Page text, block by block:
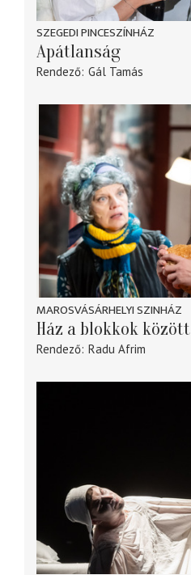
SZEGEDI PINCESZÍNHÁZ
Apátlanság
Rendező Gál Tamás
MAROSVÁSÁRHELYI SZINHÁZ
Ház a blokkok között
Rendező Radu Afrim